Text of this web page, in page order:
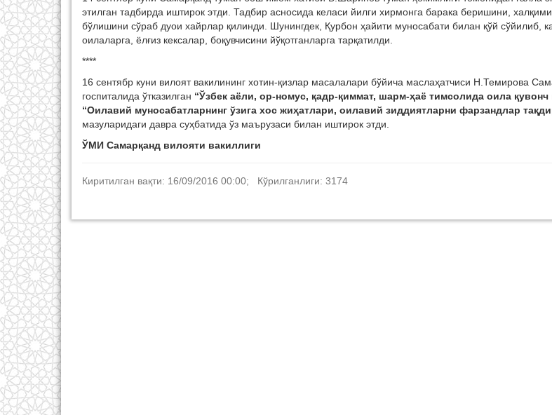
этилган тадбирда иштирок этди. Тадбир асносида келаси йилги хирмонга барака беришини,
бўлишини сўраб дуои хайрлар қилинди. Шунингдек, Қурбон ҳайити муносабати билан қўй сўйилиб,
оилаларга, ёлғиз кексалар, боқувчисини йўқотганларга тарқатилди.
****
16 сентябр куни вилоят вакилининг хотин-қизлар масалалари бўйича маслаҳатчиси Н.Темирова
госпиталида ўтказилган “Ўзбек аёли, ор-номус, қадр-қиммат, шарм-ҳаё тимсолида оила қувонч
“Оилавий муносабатларнинг ўзига хос жиҳатлари, оилавий зиддиятларни фарзандлар
мазуларидаги давра суҳбатида ўз маърузаси билан иштирок этди.
ЎМИ Самарқанд вилояти вакиллиги
Киритилган вақти: 16/09/2016 00:00; Кўрилганлиги: 3174